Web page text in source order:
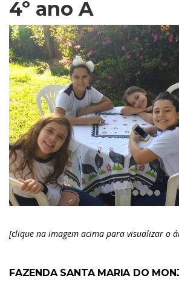
4º ano A
[clique na imagem acima para visualizar o
FAZENDA SANTA MARIA DO